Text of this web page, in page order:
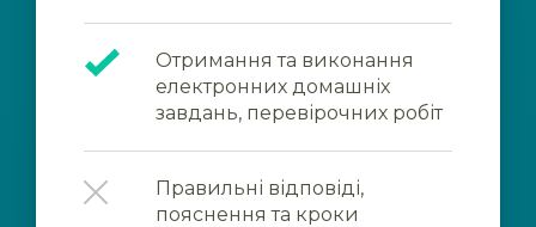
Отримання та виконання
електронних домашніх
завдань, перевірочних робіт
Правильні відповіді,
пояснення та кроки